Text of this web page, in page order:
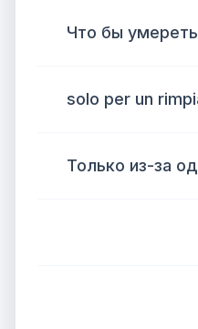
Что бы
solo per un
Только из-за